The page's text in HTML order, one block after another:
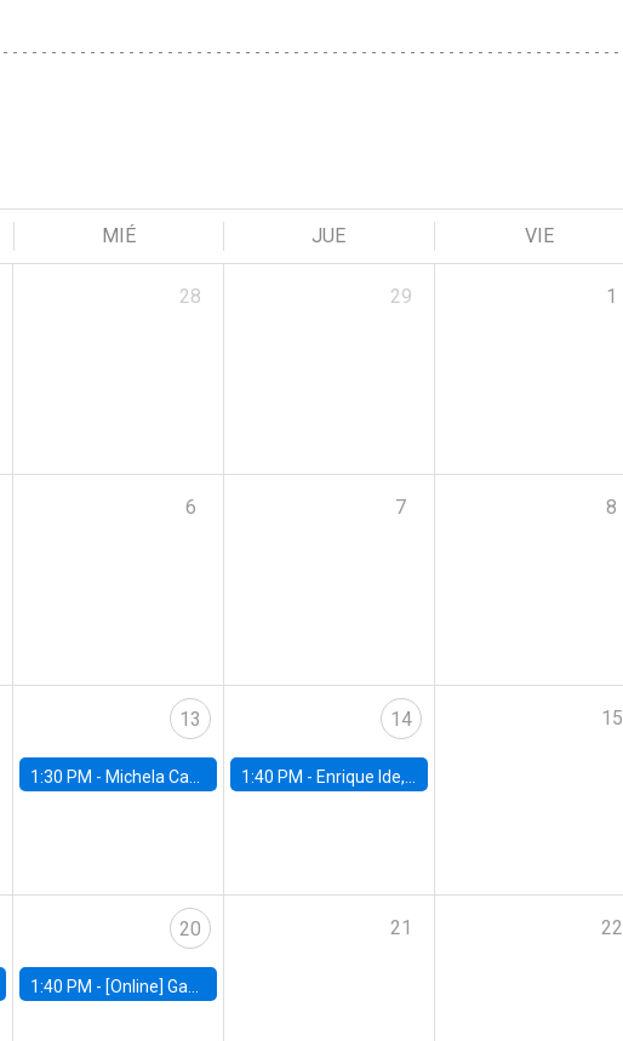
MIÉ JUE VIE
28 29 1
6 7 8
13
1:30 PM - Michela Carlana, Harvard Kennedy School
14
1:40 PM - Enrique Ide, IESE
15
20
1:40 PM - [Online] Gabriel Englander, World Bank
21 22